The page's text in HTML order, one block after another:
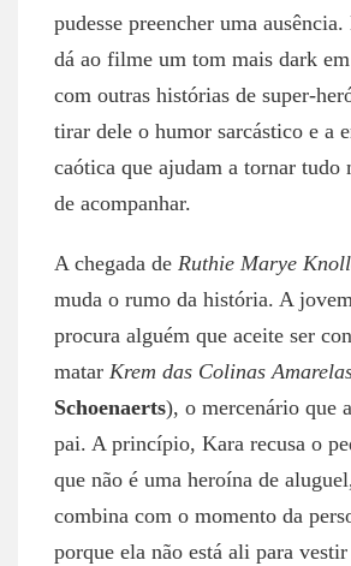
pudesse preencher uma ausência.
dá ao filme um tom mais dark
com outras histórias de super-
tirar dele o humor sarcástico e a
caótica que ajudam a tornar tudo
de acompanhar.
A chegada de Ruthie Marye
muda o rumo da história. A
procura alguém que aceite ser
matar Krem das Colinas
Schoenaerts), o mercenário que
pai. A princípio, Kara recusa o
que não é uma heroína de
combina com o momento da
porque ela não está ali para vestir